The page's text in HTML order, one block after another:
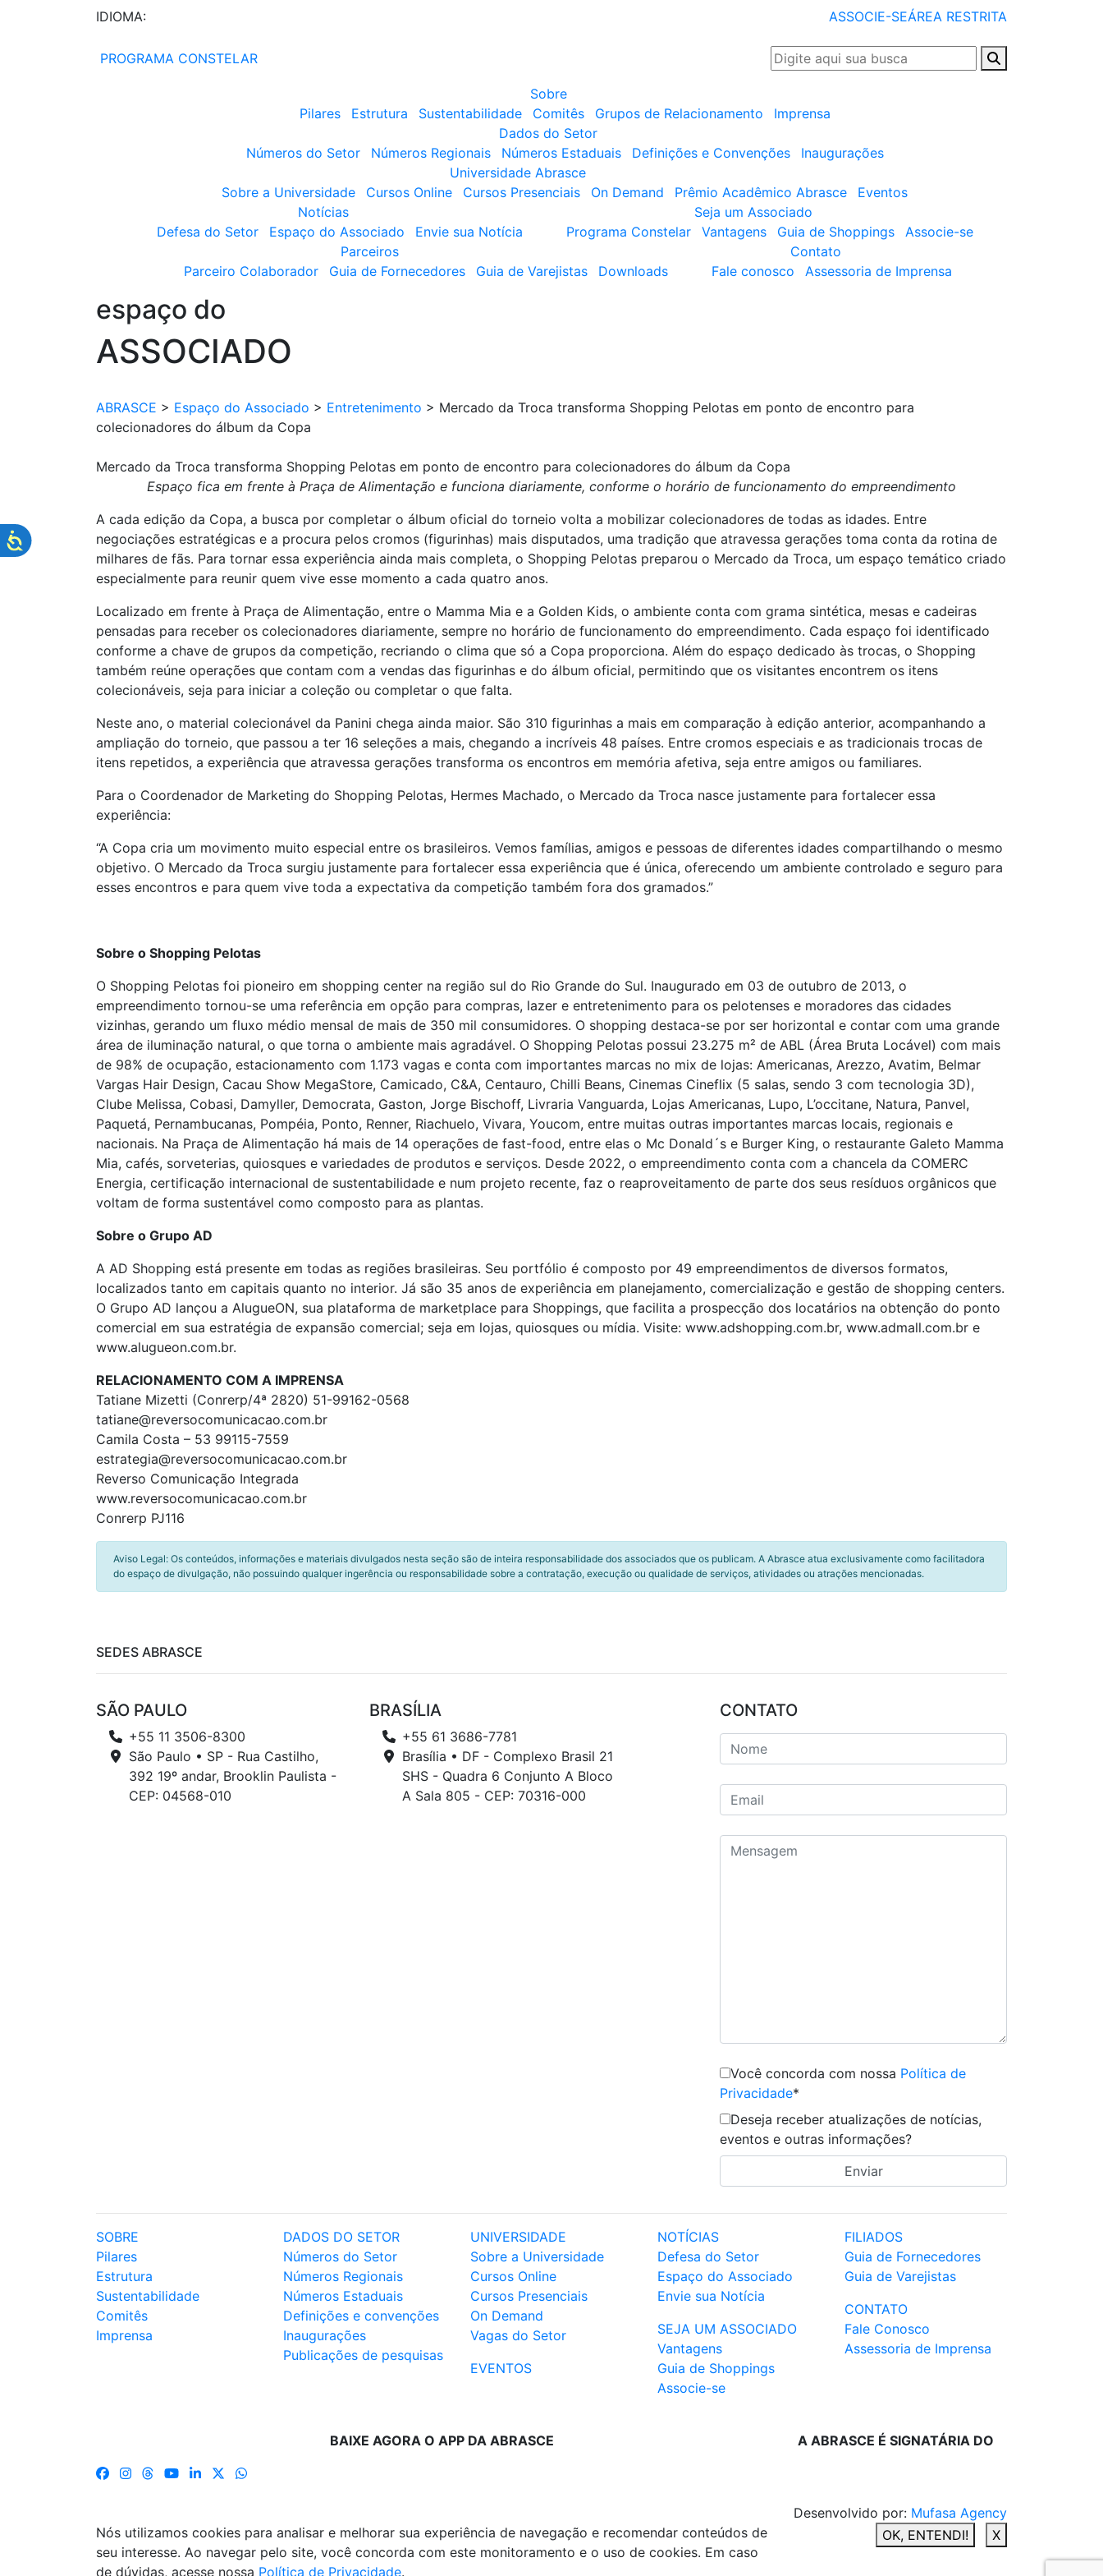
IDIOMA: ASSOCIE-SEÁREA RESTRITA
PROGRAMA CONSTELAR
Sobre
Pilares
Estrutura Sustentabilidade Comitês Grupos de Relacionamento
Imprensa
Dados do Setor
Números do Setor
Números Regionais Números Estaduais Definições e Convenções
Inaugurações
Universidade Abrasce
Sobre a Universidade
Cursos Online Cursos Presenciais On Demand Prêmio Acadêmico Abrasce
Eventos
Notícias
Defesa do Setor
Espaço do Associado Envie sua Notícia
Seja um Associado
Programa Constelar
Vantagens Guia de Shoppings
Associe-se
Parceiros
Parceiro Colaborador
Guia de Fornecedores Guia de Varejistas Downloads
Contato
Fale conosco
Assessoria de Imprensa
espaço do
ASSOCIADO
ABRASCE > Espaço do Associado > Entretenimento > Mercado da Troca transforma Shopping Pelotas em ponto de encontro para
colecionadores do álbum da Copa
Mercado da Troca transforma Shopping Pelotas em ponto de encontro para colecionadores do álbum da Copa
Espaço fica em frente à Praça de Alimentação e funciona diariamente, conforme o horário de funcionamento do empreendimento
A cada edição da Copa, a busca por completar o álbum oficial do torneio volta a mobilizar colecionadores de todas as idades. Entre
negociações estratégicas e a procura pelos cromos (figurinhas) mais disputados, uma tradição que atravessa gerações toma conta da rotina de
milhares de fãs. Para tornar essa experiência ainda mais completa, o Shopping Pelotas preparou o Mercado da Troca, um espaço temático criado
especialmente para reunir quem vive esse momento a cada quatro anos.
Localizado em frente à Praça de Alimentação, entre o Mamma Mia e a Golden Kids, o ambiente conta com grama sintética, mesas e cadeiras
pensadas para receber os colecionadores diariamente, sempre no horário de funcionamento do empreendimento. Cada espaço foi identificado
conforme a chave de grupos da competição, recriando o clima que só a Copa proporciona. Além do espaço dedicado às trocas, o Shopping
também reúne operações que contam com a vendas das figurinhas e do álbum oficial, permitindo que os visitantes encontrem os itens
colecionáveis, seja para iniciar a coleção ou completar o que falta.
Neste ano, o material colecionável da Panini chega ainda maior. São 310 figurinhas a mais em comparação à edição anterior, acompanhando a
ampliação do torneio, que passou a ter 16 seleções a mais, chegando a incríveis 48 países. Entre cromos especiais e as tradicionais trocas de
itens repetidos, a experiência que atravessa gerações transforma os encontros em memória afetiva, seja entre amigos ou familiares.
Para o Coordenador de Marketing do Shopping Pelotas, Hermes Machado, o Mercado da Troca nasce justamente para fortalecer essa
experiência:
“A Copa cria um movimento muito especial entre os brasileiros. Vemos famílias, amigos e pessoas de diferentes idades compartilhando o mesmo
objetivo. O Mercado da Troca surgiu justamente para fortalecer essa experiência que é única, oferecendo um ambiente controlado e seguro para
esses encontros e para quem vive toda a expectativa da competição também fora dos gramados.”
Sobre o Shopping Pelotas
O Shopping Pelotas foi pioneiro em shopping center na região sul do Rio Grande do Sul. Inaugurado em 03 de outubro de 2013, o
empreendimento tornou-se uma referência em opção para compras, lazer e entretenimento para os pelotenses e moradores das cidades
vizinhas, gerando um fluxo médio mensal de mais de 350 mil consumidores. O shopping destaca-se por ser horizontal e contar com uma grande
área de iluminação natural, o que torna o ambiente mais agradável. O Shopping Pelotas possui 23.275 m² de ABL (Área Bruta Locável) com mais
de 98% de ocupação, estacionamento com 1.173 vagas e conta com importantes marcas no mix de lojas: Americanas, Arezzo, Avatim, Belmar
Vargas Hair Design, Cacau Show MegaStore, Camicado, C&A, Centauro, Chilli Beans, Cinemas Cineflix (5 salas, sendo 3 com tecnologia 3D),
Clube Melissa, Cobasi, Damyller, Democrata, Gaston, Jorge Bischoff, Livraria Vanguarda, Lojas Americanas, Lupo, L’occitane, Natura, Panvel,
Paquetá, Pernambucanas, Pompéia, Ponto, Renner, Riachuelo, Vivara, Youcom, entre muitas outras importantes marcas locais, regionais e
nacionais. Na Praça de Alimentação há mais de 14 operações de fast-food, entre elas o Mc Donald´s e Burger King, o restaurante Galeto Mamma
Mia, cafés, sorveterias, quiosques e variedades de produtos e serviços. Desde 2022, o empreendimento conta com a chancela da COMERC
Energia, certificação internacional de sustentabilidade e num projeto recente, faz o reaproveitamento de parte dos seus resíduos orgânicos que
voltam de forma sustentável como composto para as plantas.
Sobre o Grupo AD
A AD Shopping está presente em todas as regiões brasileiras. Seu portfólio é composto por 49 empreendimentos de diversos formatos,
localizados tanto em capitais quanto no interior. Já são 35 anos de experiência em planejamento, comercialização e gestão de shopping centers.
O Grupo AD lançou a AlugueON, sua plataforma de marketplace para Shoppings, que facilita a prospecção dos locatários na obtenção do ponto
comercial em sua estratégia de expansão comercial; seja em lojas, quiosques ou mídia. Visite: www.adshopping.com.br, www.admall.com.br e
www.alugueon.com.br.
RELACIONAMENTO COM A IMPRENSA
Tatiane Mizetti (Conrerp/4ª 2820) 51-99162-0568
tatiane@reversocomunicacao.com.br
Camila Costa – 53 99115-7559
estrategia@reversocomunicacao.com.br
Reverso Comunicação Integrada
www.reversocomunicacao.com.br
Conrerp PJ116
Aviso Legal: Os conteúdos, informações e materiais divulgados nesta seção são de inteira responsabilidade dos associados que os publicam. A Abrasce atua exclusivamente como facilitadora
do espaço de divulgação, não possuindo qualquer ingerência ou responsabilidade sobre a contratação, execução ou qualidade de serviços, atividades ou atrações mencionadas.
SEDES ABRASCE
SÃO PAULO
+55 11 3506-8300
São Paulo • SP - Rua Castilho,
392 19º andar, Brooklin Paulista -
CEP: 04568-010
BRASÍLIA
+55 61 3686-7781
Brasília • DF - Complexo Brasil 21
SHS - Quadra 6 Conjunto A Bloco
A Sala 805 - CEP: 70316-000
CONTATO
Você concorda com nossa Política de
Privacidade*
Deseja receber atualizações de notícias,
eventos e outras informações?
SOBRE
Pilares
Estrutura
Sustentabilidade
Comitês
Imprensa
DADOS DO SETOR
Números do Setor
Números Regionais
Números Estaduais
Definições e convenções
Inaugurações
Publicações de pesquisas
UNIVERSIDADE
Sobre a Universidade
Cursos Online
Cursos Presenciais
On Demand
Vagas do Setor
EVENTOS
NOTÍCIAS
Defesa do Setor
Espaço do Associado
Envie sua Notícia
SEJA UM ASSOCIADO
Vantagens
Guia de Shoppings
Associe-se
FILIADOS
Guia de Fornecedores
Guia de Varejistas
CONTATO
Fale Conosco
Assessoria de Imprensa
BAIXE AGORA O APP DA ABRASCE A ABRASCE É SIGNATÁRIA DO
Desenvolvido por: Mufasa Agency
Nós utilizamos cookies para analisar e melhorar sua experiência de navegação e recomendar conteúdos de
seu interesse. Ao navegar pelo site, você concorda com este monitoramento e o uso de cookies. Em caso
de dúvidas, acesse nossa Política de Privacidade.
OK, ENTENDI! X